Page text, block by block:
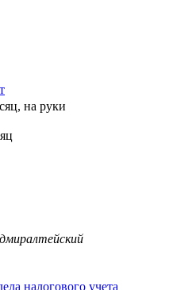
на руки
налогового учета